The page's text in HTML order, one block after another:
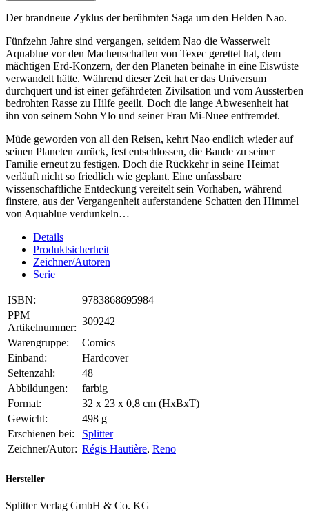
Der brandneue Zyklus der berühmten Saga um den Helden Nao.
Fünfzehn Jahre sind vergangen, seitdem Nao die Wasserwelt
Aquablue vor den Machenschaften von Texec gerettet hat, dem
mächtigen Erd-Konzern, der den Planeten beinahe in eine Eiswüste
verwandelt hätte. Während dieser Zeit hat er das Universum
durchquert und ist einer gefährdeten Zivilsation und vom Aussterben
bedrohten Rasse zu Hilfe geeilt. Doch die lange Abwesenheit hat
ihn von seinem Sohn Ylo und seiner Frau Mi-Nuee entfremdet.
Müde geworden von all den Reisen, kehrt Nao endlich wieder auf
seinen Planeten zurück, fest entschlossen, die Bande zu seiner
Familie erneut zu festigen. Doch die Rückkehr in seine Heimat
verläuft nicht so friedlich wie geplant. Eine unfassbare
wissenschaftliche Entdeckung vereitelt sein Vorhaben, während
finstere, aus der Vergangenheit auferstandene Schatten den Himmel
von Aquablue verdunkeln…
Details
Produktsicherheit
Zeichner/Autoren
Serie
ISBN:
9783868695984
PPM
Artikelnummer:
309242
Warengruppe:
Comics
Einband:
Hardcover
Seitenzahl:
48
Abbildungen:
farbig
Format:
32 x 23 x 0,8 cm (HxBxT)
Gewicht:
498 g
Erschienen bei:
Splitter
Zeichner/Autor: Régis Hautière, Reno
Hersteller
Splitter Verlag GmbH & Co. KG